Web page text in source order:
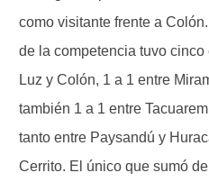
como visitante frente a
de la competencia tuvo
Luz y Colón, 1 a 1 entre
también 1 a 1 entre
tanto entre Paysandú y
Cerrito. El único que sumó